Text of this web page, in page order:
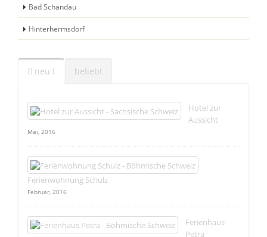
Bad Schandau
Hinterhermsdorf
neu ! beliebt
Hotel zur
Aussicht
Mai, 2016
Ferienwohnung Schulz
Februar, 2016
Ferienhaus
Petra